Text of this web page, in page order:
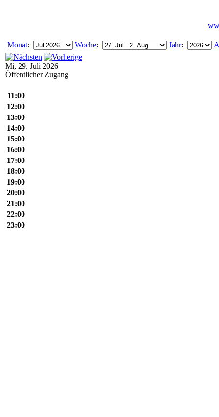
Monat: Woche: Jahr:
Mi, 29. Juli 2026
Öffentlicher Zugang
11:00
12:00
13:00
14:00
15:00
16:00
17:00
18:00
19:00
20:00
21:00
22:00
23:00